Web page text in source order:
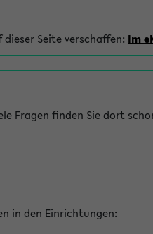
Seite verschaffen: Im
Fragen finden Sie dort
in den Einrichtungen: